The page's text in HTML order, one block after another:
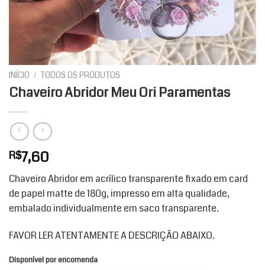
INÍCIO / TODOS OS PRODUTOS
Chaveiro Abridor Meu Ori Paramentas
R$7,60
Chaveiro Abridor em acrílico transparente fixado em card
de papel matte de 180g, impresso em alta qualidade,
embalado individualmente em saco transparente.
FAVOR LER ATENTAMENTE A DESCRIÇÃO ABAIXO.
Disponível por encomenda